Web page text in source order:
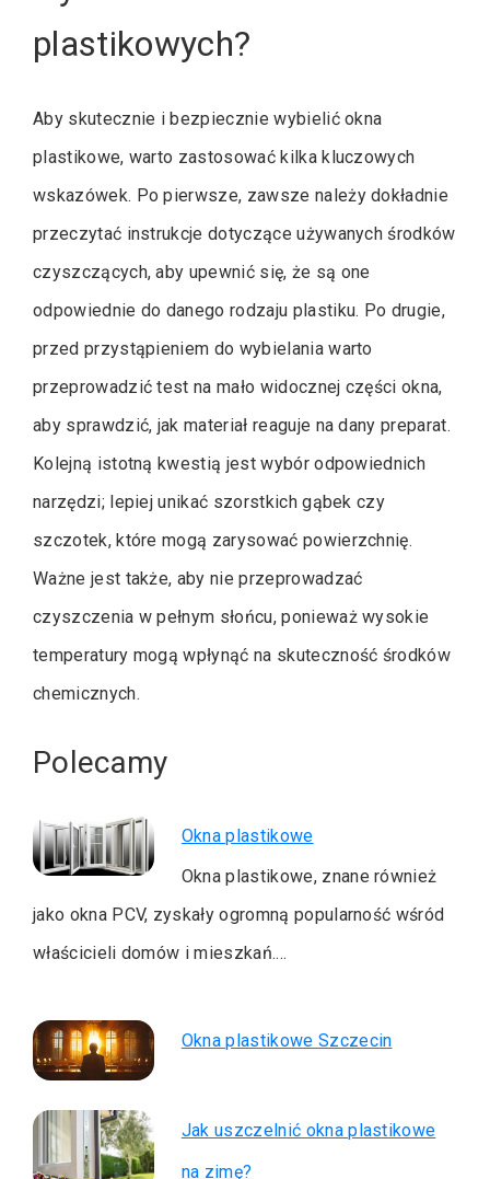
plastikowych?
Aby skutecznie i bezpiecznie wybielić okna
plastikowe, warto zastosować kilka kluczowych
wskazówek. Po pierwsze, zawsze należy dokładnie
przeczytać instrukcje dotyczące używanych środków
czyszczących, aby upewnić się, że są one
odpowiednie do danego rodzaju plastiku. Po drugie,
przed przystąpieniem do wybielania warto
przeprowadzić test na mało widocznej części okna,
aby sprawdzić, jak materiał reaguje na dany preparat.
Kolejną istotną kwestią jest wybór odpowiednich
narzędzi; lepiej unikać szorstkich gąbek czy
szczotek, które mogą zarysować powierzchnię.
Ważne jest także, aby nie przeprowadzać
czyszczenia w pełnym słońcu, ponieważ wysokie
temperatury mogą wpłynąć na skuteczność środków
chemicznych.
Polecamy
Okna plastikowe
Okna plastikowe, znane również
jako okna PCV, zyskały ogromną popularność wśród
właścicieli domów i mieszkań.…
Okna plastikowe Szczecin
Jak uszczelnić okna plastikowe
na zimę?